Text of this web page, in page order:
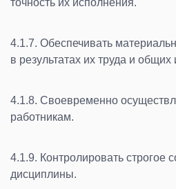
4.1.7. Обеспечивать
в результатах их труда и общих
4.1.8. Своевременно
работникам.
4.1.9. Контролировать строгое
дисциплины.